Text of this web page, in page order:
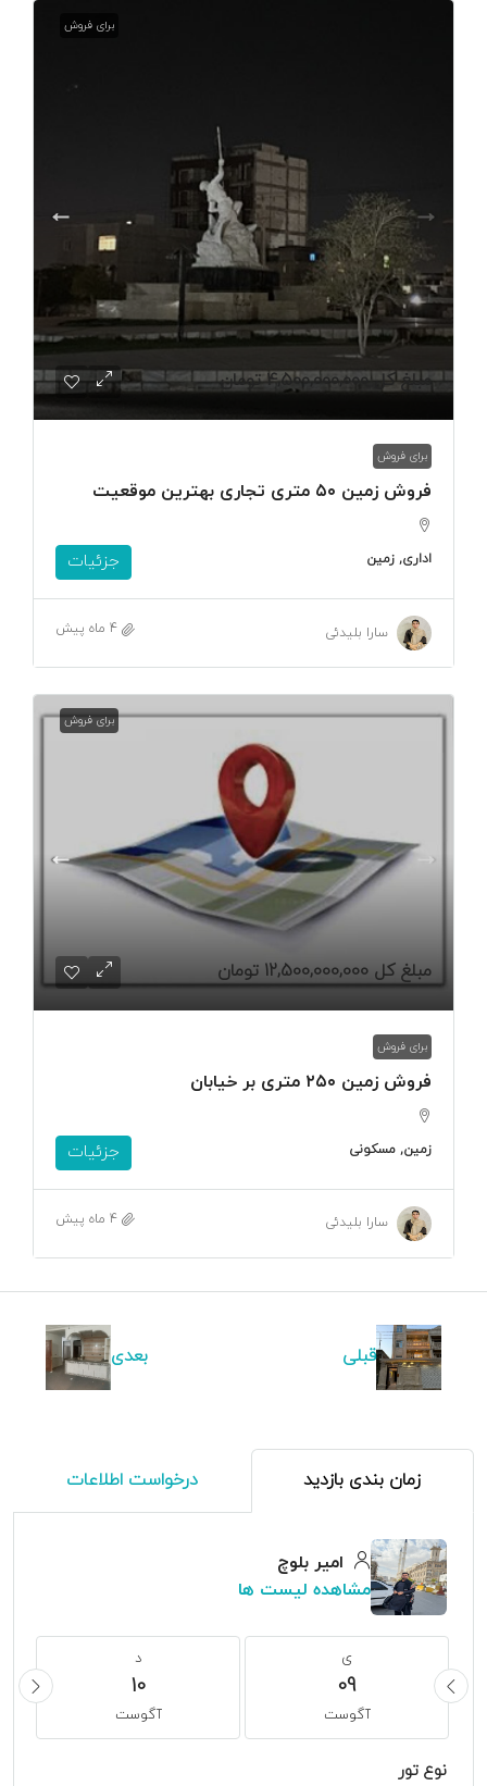
برای فروش
مبلغ کل4,500,000,000 تومان
برای فروش
فروش زمین ۵۰ متری تجاری بهترین موقعیت
اداری, زمین جزئیات
سارا بلیدئی 4 ماه پیش
برای فروش
مبلغ کل 12,500,000,000 تومان
برای فروش
فروش زمین ۲۵۰ متری بر خیابان
زمین, مسکونی جزئیات
سارا بلیدئی 4 ماه پیش
قبلی بعدی
زمان بندی بازدید درخواست اطلاعات
امیر بلوچ
مشاهده لیست ها
ی
09
آگوست
د
10
آگوست
نوع تور